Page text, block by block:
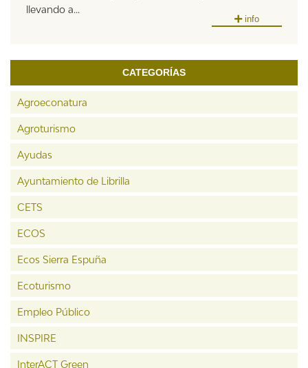
llevando a...
info
CATEGORÍAS
Agroeconatura
Agroturismo
Ayudas
Ayuntamiento de Librilla
CETS
ECOS
Ecos Sierra Espuña
Ecoturismo
Empleo Público
INSPIRE
InterACT Green